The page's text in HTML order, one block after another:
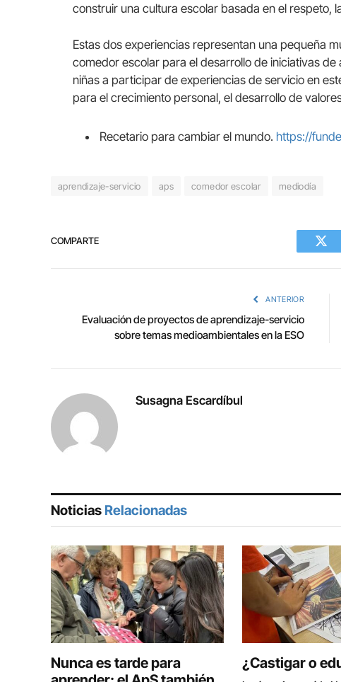
construir una cultura escolar basada en el respeto,
Estas dos experiencias representan una pequeña
comedor escolar para el desarrollo de iniciativas
niñas a participar de experiencias de servicio en
para el crecimiento personal, el desarrollo de
Recetario para cambiar el mundo. https://
aprendizaje-servicio aps comedor escolar mediodía
COMPARTE
ANTERIOR
Evaluación de proyectos de aprendizaje-servicio
sobre temas medioambientales en la ESO
Susagna Escardíbul
Noticias Relacionadas
Nunca es tarde para
¿Castigar o